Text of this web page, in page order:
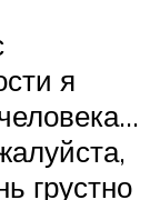
я
грустно